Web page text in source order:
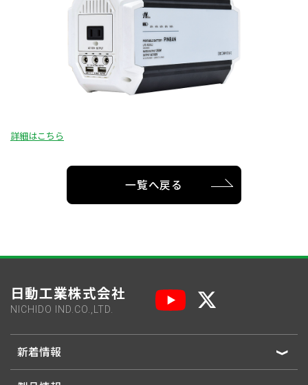
詳細はこちら
一覧へ戻る
日動工業株式会社
NICHIDO IND.CO.,LTD.
新着情報